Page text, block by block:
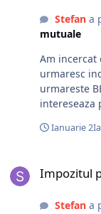
Stefana
mutuale
Am incercat
urmaresc
urmareste
intereseaza
TVBETETF
depinde de
procentul
Ianuarie 2
Impozitul
Stefana